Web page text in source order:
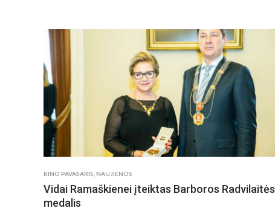
KINO PAVASARIS NAUJIENOS
Vidai Ramaškienei įteiktas Barboros Radvilaitės
medalis